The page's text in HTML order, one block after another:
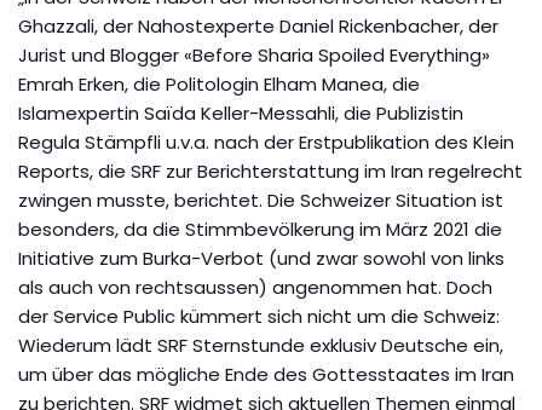
Ghazzali, der Nahostexperte Daniel Rickenbacher, der
Jurist und Blogger «Before Sharia Spoiled Everything»
Emrah Erken, die Politologin Elham Manea, die
Islamexpertin Saïda Keller-Messahli, die Publizistin
Regula Stämpfli u.v.a. nach der Erstpublikation des Klein
Reports, die SRF zur Berichterstattung im Iran regelrecht
zwingen musste, berichtet. Die Schweizer Situation ist
besonders, da die Stimmbevölkerung im März 2021 die
Initiative zum Burka-Verbot (und zwar sowohl von links
als auch von rechtsaussen) angenommen hat. Doch
der Service Public kümmert sich nicht um die Schweiz:
Wiederum lädt SRF Sternstunde exklusiv Deutsche ein,
um über das mögliche Ende des Gottesstaates im Iran
zu berichten. SRF widmet sich aktuellen Themen einmal